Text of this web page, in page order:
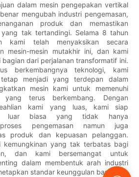
dalam mesin pengepakan vertikal
mengubah industri pengemasan,
produk dan memastikan
tak tertandingi. Selama 8 tahun
kami telah menyaksikan secara
mesin-mesin mutakhir ini, dan kami
dari perjalanan transformatif ini.
berkembangnya teknologi, kami
menjadi yang terdepan dalam
mesin kami untuk memenuhi
yang terus berkembang. Dengan
kami yang luas, kami siap
luar biasa yang tidak hanya
proses pengemasan namun juga
produk dan kepuasan pelanggan.
kemungkinan yang tak terbatas bagi
dan kami bersemangat untuk
dalam membentuk arah industri
standar keunggulan baru.